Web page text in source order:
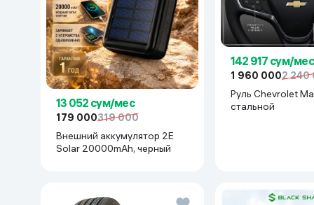
13 052 сум/мес
179 000319 000
Внешний аккумулятор 2E
Solar 20000mAh, черный
142 917 сум/мес
1 960 0002 240
Руль Chevrolet
cтальной